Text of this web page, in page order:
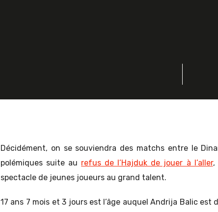
Décidément, on se souviendra des matchs entre le
polémiques suite au refus de l’Hajduk de jouer à l’aller,
spectacle de jeunes joueurs au grand talent.
17 ans 7 mois et 3 jours est l’âge auquel Andrija Balic